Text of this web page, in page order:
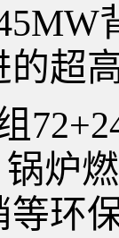
的超
锅炉
等环